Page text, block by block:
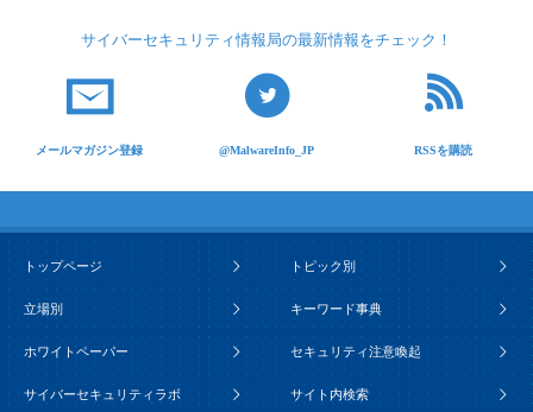
サイバーセキュリティ情報局の最新情報をチェック！
メールマガジン登録 @MalwareInfo_JP RSSを購読
トップページ トピック別
立場別 キーワード事典
ホワイトペーパー セキュリティ注意喚起
サイバーセキュリティラボ サイト内検索